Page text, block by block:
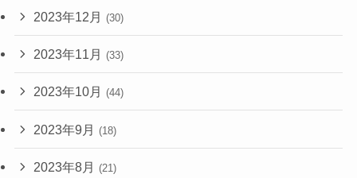
2023年12月 (30)
2023年11月 (33)
2023年10月 (44)
2023年9月 (18)
2023年8月 (21)